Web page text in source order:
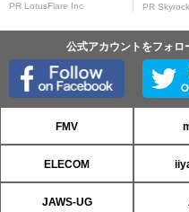
PR LotusFlare Inc PR
公式アカウントをフォロ
FMV
ELECOM
JAWS-UG